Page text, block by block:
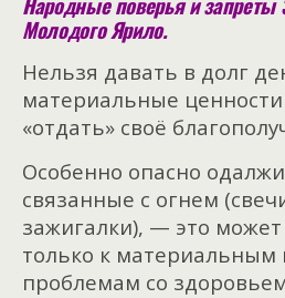
Молодого Ярило.
Нельзя давать в долг
материальные
«отдать» своё
Особенно опасно
связанные с огнем
зажигалки), — это
только к материальным
проблемам со